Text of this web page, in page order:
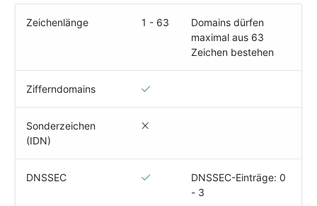
Whois
Responsible
Disclosure
WEITERE
creoline.com
Zeichenlänge 1 - 63
Domains dürfen
maximal aus 63
Zeichen bestehen
Zifferndomains
Sonderzeichen
(IDN)
DNSSEC
DNSSEC-Einträge: 0
- 3